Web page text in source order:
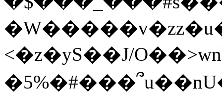
<�z�yS��J/